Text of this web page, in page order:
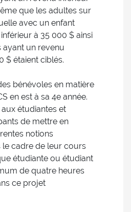
que les adultes sur
avec un enfant
à 35 000 $ ainsi
un revenu
$ étaient ciblés.
bénévoles en matière
en est à sa 4e année.
étudiantes et
de mettre en
notions
le cadre de leur cours
étudiante ou étudiant
de quatre heures
ce projet